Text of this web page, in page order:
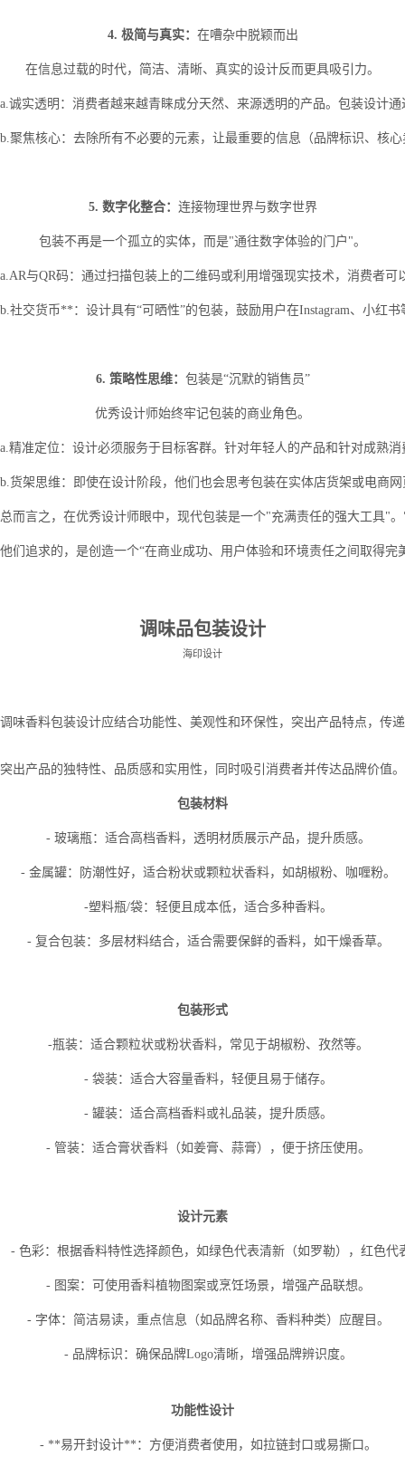
4. 极简与真实： 在嘈杂中脱颖而出
在信息过载的时代，简洁、清晰、真实的设计反而更具吸引力。
a.诚实透明：消费者越来越青睐成分天然、来源透明的产品。包装设计
b.聚焦核心：去除所有不必要的元素，让最重要的信息（品牌标识、核
5. 数字化整合： 连接物理世界与数字世界
包装不再是一个孤立的实体，而是"通往数字体验的门户"。
a.AR与QR码：通过扫描包装上的二维码或利用增强现实技术，消费者
b.社交货币**：设计具有“可晒性”的包装，鼓励用户在Instagram、小红
6. 策略性思维： 包装是“沉默的销售员”
优秀设计师始终牢记包装的商业角色。
a.精准定位：设计必须服务于目标客群。针对年轻人的产品和针对成熟
b.货架思维：即使在设计阶段，他们也会思考包装在实体店货架或电商
总而言之，在优秀设计师眼中，现代包装是一个"充满责任的强大工具"
他们追求的，是创造一个“在商业成功、用户体验和环境责任之间取得
调味品包装设计
海印设计
调味香料包装设计应结合功能性、美观性和环保性，突出产品特点，传
突出产品的独特性、品质感和实用性，同时吸引消费者并传达品牌价值。
包装材料
- 玻璃瓶：适合高档香料，透明材质展示产品，提升质感。
- 金属罐：防潮性好，适合粉状或颗粒状香料，如胡椒粉、咖喱粉。
-塑料瓶/袋：轻便且成本低，适合多种香料。
- 复合包装：多层材料结合，适合需要保鲜的香料，如干燥香草。
包装形式
-瓶装：适合颗粒状或粉状香料，常见于胡椒粉、孜然等。
- 袋装：适合大容量香料，轻便且易于储存。
- 罐装：适合高档香料或礼品装，提升质感。
- 管装：适合膏状香料（如姜膏、蒜膏），便于挤压使用。
设计元素
- 色彩：根据香料特性选择颜色，如绿色代表清新（如罗勒），红色
- 图案：可使用香料植物图案或烹饪场景，增强产品联想。
- 字体：简洁易读，重点信息（如品牌名称、香料种类）应醒目。
- 品牌标识：确保品牌Logo清晰，增强品牌辨识度。
功能性设计
- **易开封设计**：方便消费者使用，如拉链封口或易撕口。